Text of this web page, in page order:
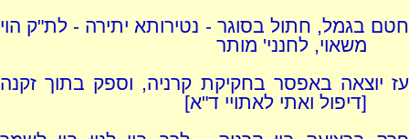
חטם בגמל, חתול בסוגר - נטירותא יתירה - לת"ק הוי
משאוי, לחנני' מותר
עז יוצאה באפסר בחקיקת קרניה, וספק בתוך זקנה
[דיפול ואתי לאתויי ד"א]